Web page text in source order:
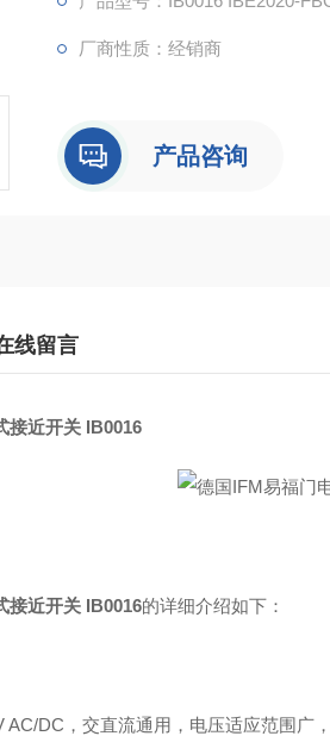
厂商性质：经销商
产品咨询
线留言
接近开关 IB0016
接近开关 IB0016的详细介绍如下：
AC/DC，交直流通用，电压适应范围广